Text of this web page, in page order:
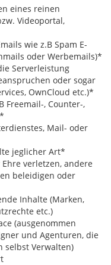
eines reinen
Videoportal,
wie z.B Spam E-
oder Werbemails)*
Serverleistung
oder sogar
OwnCloud etc.)*
Freemail-, Counter-,
Mail- oder
jeglicher Art*
verletzen, andere
beleidigen oder
Inhalte (Marken,
etc.)
(ausgenommen
und Agenturen, die
selbst Verwalten)